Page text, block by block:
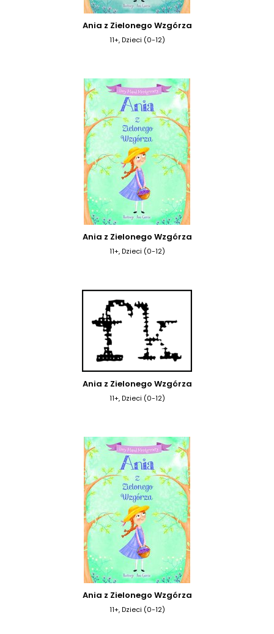
Ania z Zielonego Wzgórza
11+, Dzieci (0-12)
Ania z Zielonego Wzgórza
11+, Dzieci (0-12)
Ania z Zielonego Wzgórza
11+, Dzieci (0-12)
Ania z Zielonego Wzgórza
11+, Dzieci (0-12)